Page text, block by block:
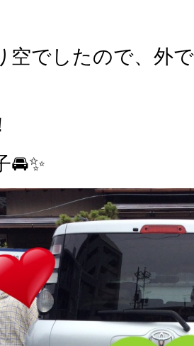
空でしたので、外
🚘✨